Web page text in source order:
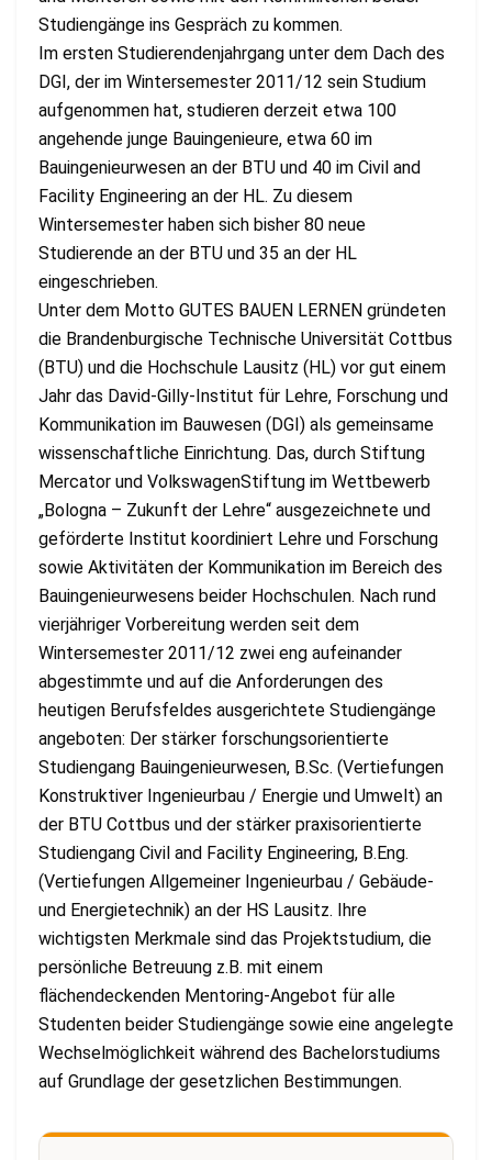
Studiengänge ins Gespräch zu kommen.
Im ersten Studierendenjahrgang unter dem Dach des
DGI, der im Wintersemester 2011/12 sein Studium
aufgenommen hat, studieren derzeit etwa 100
angehende junge Bauingenieure, etwa 60 im
Bauingenieurwesen an der BTU und 40 im Civil and
Facility Engineering an der HL. Zu diesem
Wintersemester haben sich bisher 80 neue
Studierende an der BTU und 35 an der HL
eingeschrieben.
Unter dem Motto GUTES BAUEN LERNEN gründeten
die Brandenburgische Technische Universität Cottbus
(BTU) und die Hochschule Lausitz (HL) vor gut einem
Jahr das David-Gilly-Institut für Lehre, Forschung und
Kommunikation im Bauwesen (DGI) als gemeinsame
wissenschaftliche Einrichtung. Das, durch Stiftung
Mercator und VolkswagenStiftung im Wettbewerb
„Bologna – Zukunft der Lehre“ ausgezeichnete und
geförderte Institut koordiniert Lehre und Forschung
sowie Aktivitäten der Kommunikation im Bereich des
Bauingenieurwesens beider Hochschulen. Nach rund
vierjähriger Vorbereitung werden seit dem
Wintersemester 2011/12 zwei eng aufeinander
abgestimmte und auf die Anforderungen des
heutigen Berufsfeldes ausgerichtete Studiengänge
angeboten: Der stärker forschungsorientierte
Studiengang Bauingenieurwesen, B.Sc. (Vertiefungen
Konstruktiver Ingenieurbau / Energie und Umwelt) an
der BTU Cottbus und der stärker praxisorientierte
Studiengang Civil and Facility Engineering, B.Eng.
(Vertiefungen Allgemeiner Ingenieurbau / Gebäude-
und Energietechnik) an der HS Lausitz. Ihre
wichtigsten Merkmale sind das Projektstudium, die
persönliche Betreuung z.B. mit einem
flächendeckenden Mentoring-Angebot für alle
Studenten beider Studiengänge sowie eine angelegte
Wechselmöglichkeit während des Bachelorstudiums
auf Grundlage der gesetzlichen Bestimmungen.